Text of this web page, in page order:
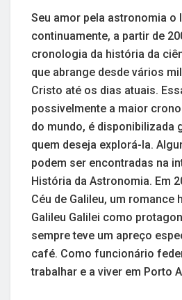
Seu amor pela astronomia o
continuamente, a partir de
cronologia da história da
que abrange desde vários
Cristo até os dias atuais.
possivelmente a maior
do mundo, é disponibilizada
quem deseja explorá-la.
podem ser encontradas na
História da Astronomia. Em
Céu de Galileu, um romance
Galileu Galilei como
sempre teve um apreço
café. Como funcionário
trabalhar e a viver em Porto